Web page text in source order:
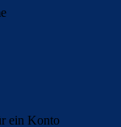
ein Konto